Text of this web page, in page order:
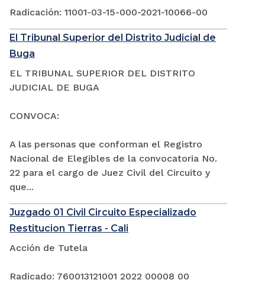
Radicación: 11001-03-15-000-2021-10066-00
El Tribunal Superior del Distrito Judicial de
Buga
EL TRIBUNAL SUPERIOR DEL DISTRITO
JUDICIAL DE BUGA
CONVOCA:
A las personas que conforman el Registro
Nacional de Elegibles de la convocatoria No.
22 para el cargo de Juez Civil del Circuito y
que...
Juzgado 01 Civil Circuito Especializado
Restitucion Tierras - Cali
Acción de Tutela
Radicado: 760013121001 2022 00008 00